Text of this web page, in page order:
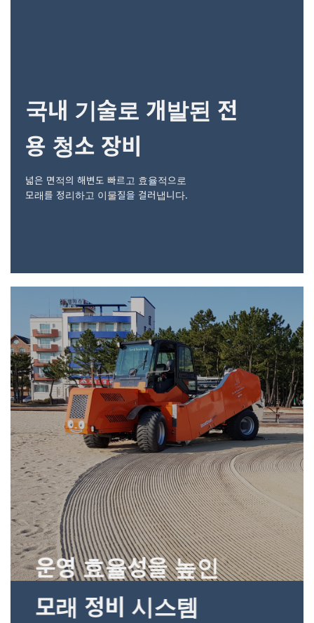
국내 기술로 개발된 전
용 청소 장비
넓은 면적의 해변도 빠르고 효율적으로
모래를 정리하고 이물질을 걸러냅니다.
운영 효율성을 높인
모래 정비 시스템